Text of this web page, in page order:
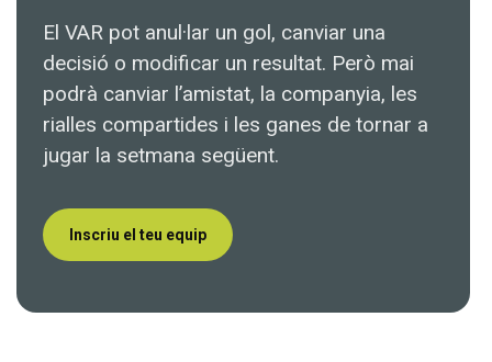
El VAR pot anul·lar un gol, canviar una
decisió o modificar un resultat. Però mai
podrà canviar l’amistat, la companyia, les
rialles compartides i les ganes de tornar a
jugar la setmana següent.
Inscriu el teu equip